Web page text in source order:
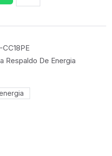
Respaldo De Energia